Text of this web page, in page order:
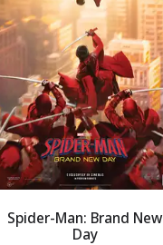
Spider-Man: Brand New
Day